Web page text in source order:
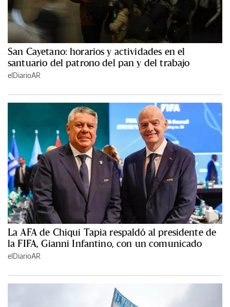
San Cayetano: horarios y actividades en el
santuario del patrono del pan y del trabajo
elDiarioAR
La AFA de Chiqui Tapia respaldó al presidente de
la FIFA, Gianni Infantino, con un comunicado
elDiarioAR